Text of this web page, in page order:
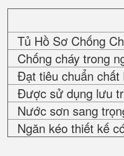
Tủ Hồ Sơ Chống
Chống cháy trong
Đạt tiêu chuẩn
Được sử dụng lưu
Nước sơn sang
Ngăn kéo thiết kế